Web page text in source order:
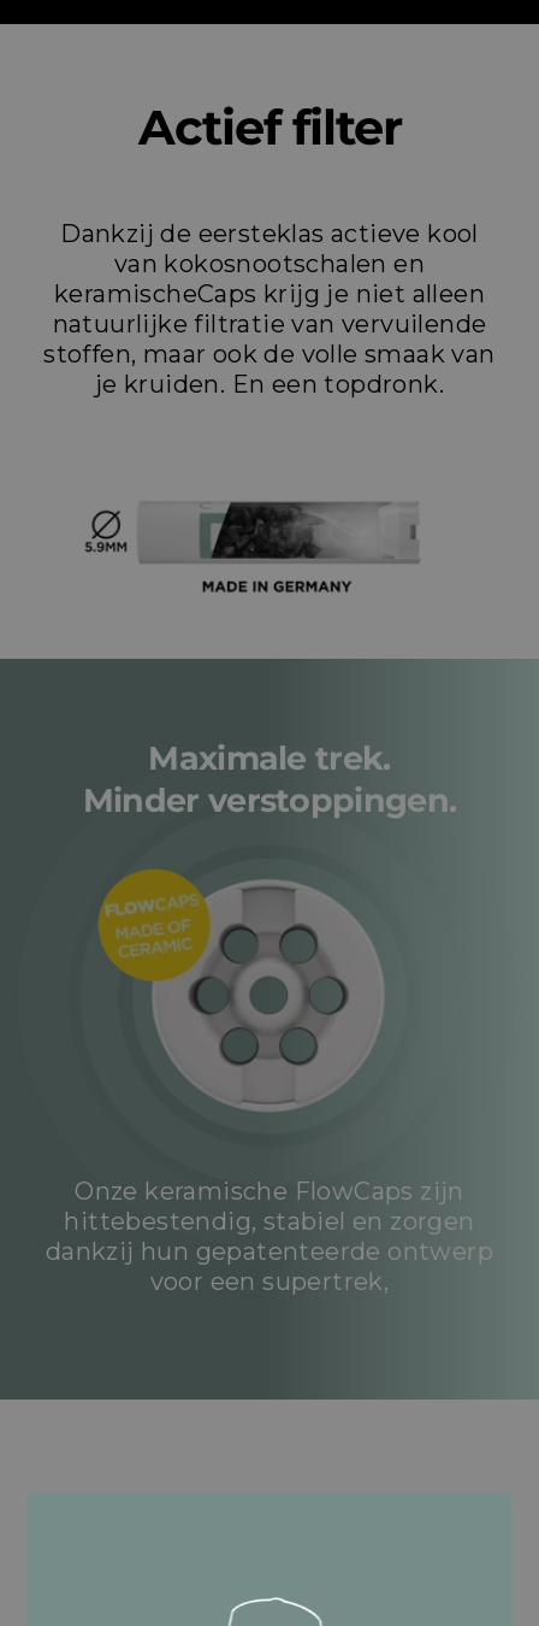
Actief filter
Dankzij de eersteklas actieve kool
van kokosnootschalen en
keramischeCaps krijg je niet alleen
natuurlijke filtratie van vervuilende
stoffen, maar ook de volle smaak van
je kruiden. En een topdronk.
Maximale trek.
Minder verstoppingen.
Onze keramische FlowCaps zijn
hittebestendig, stabiel en zorgen
dankzij hun gepatenteerde ontwerp
voor een supertrek,